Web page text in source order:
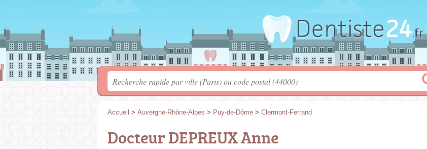
Accueil > Auvergne-Rhône-Alpes > Puy-de-Dôme > Clermont-Ferrand
Docteur DEPREUX Anne